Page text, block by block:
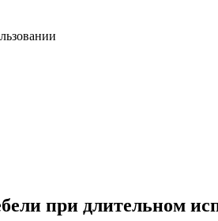
при длительном